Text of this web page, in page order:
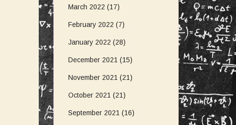
March 2022 (17)
February 2022 (7)
January 2022 (28)
December 2021 (15)
November 2021 (21)
October 2021 (21)
September 2021 (16)